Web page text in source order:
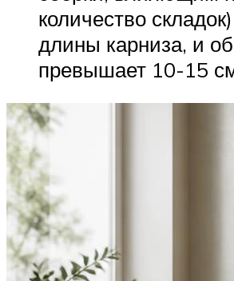
количество
длины карниза, и
превышает 10-15